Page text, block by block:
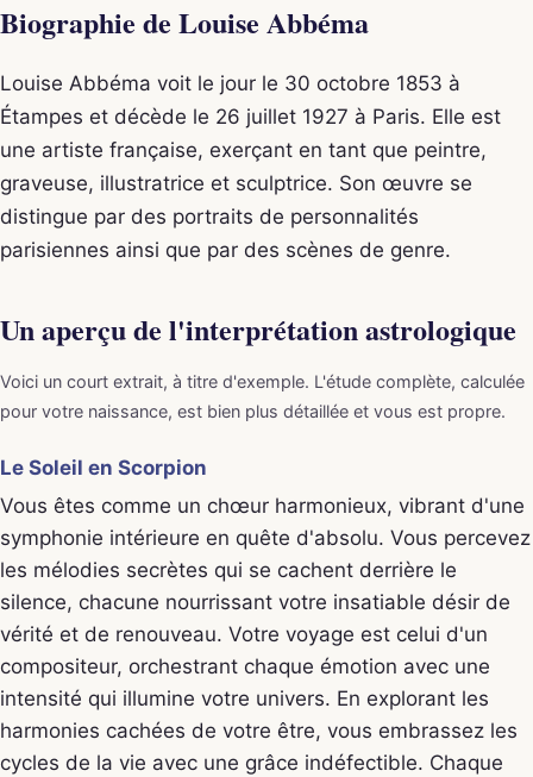
Biographie de Louise Abbéma
Louise Abbéma voit le jour le 30 octobre 1853 à
Étampes et décède le 26 juillet 1927 à Paris. Elle est
une artiste française, exerçant en tant que peintre,
graveuse, illustratrice et sculptrice. Son œuvre se
distingue par des portraits de personnalités
parisiennes ainsi que par des scènes de genre.
Un aperçu de l'interprétation astrologique
Voici un court extrait, à titre d'exemple. L'étude complète, calculée
pour votre naissance, est bien plus détaillée et vous est propre.
Le Soleil en Scorpion
Vous êtes comme un chœur harmonieux, vibrant d'une
symphonie intérieure en quête d'absolu. Vous percevez
les mélodies secrètes qui se cachent derrière le
silence, chacune nourrissant votre insatiable désir de
vérité et de renouveau. Votre voyage est celui d'un
compositeur, orchestrant chaque émotion avec une
intensité qui illumine votre univers. En explorant les
harmonies cachées de votre être, vous embrassez les
cycles de la vie avec une grâce indéfectible. Chaque